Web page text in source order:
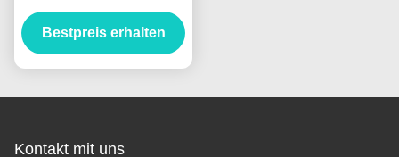
SMD3535 Led
Werbetafeln
Bestpreis erhalten
Kontakt mit uns